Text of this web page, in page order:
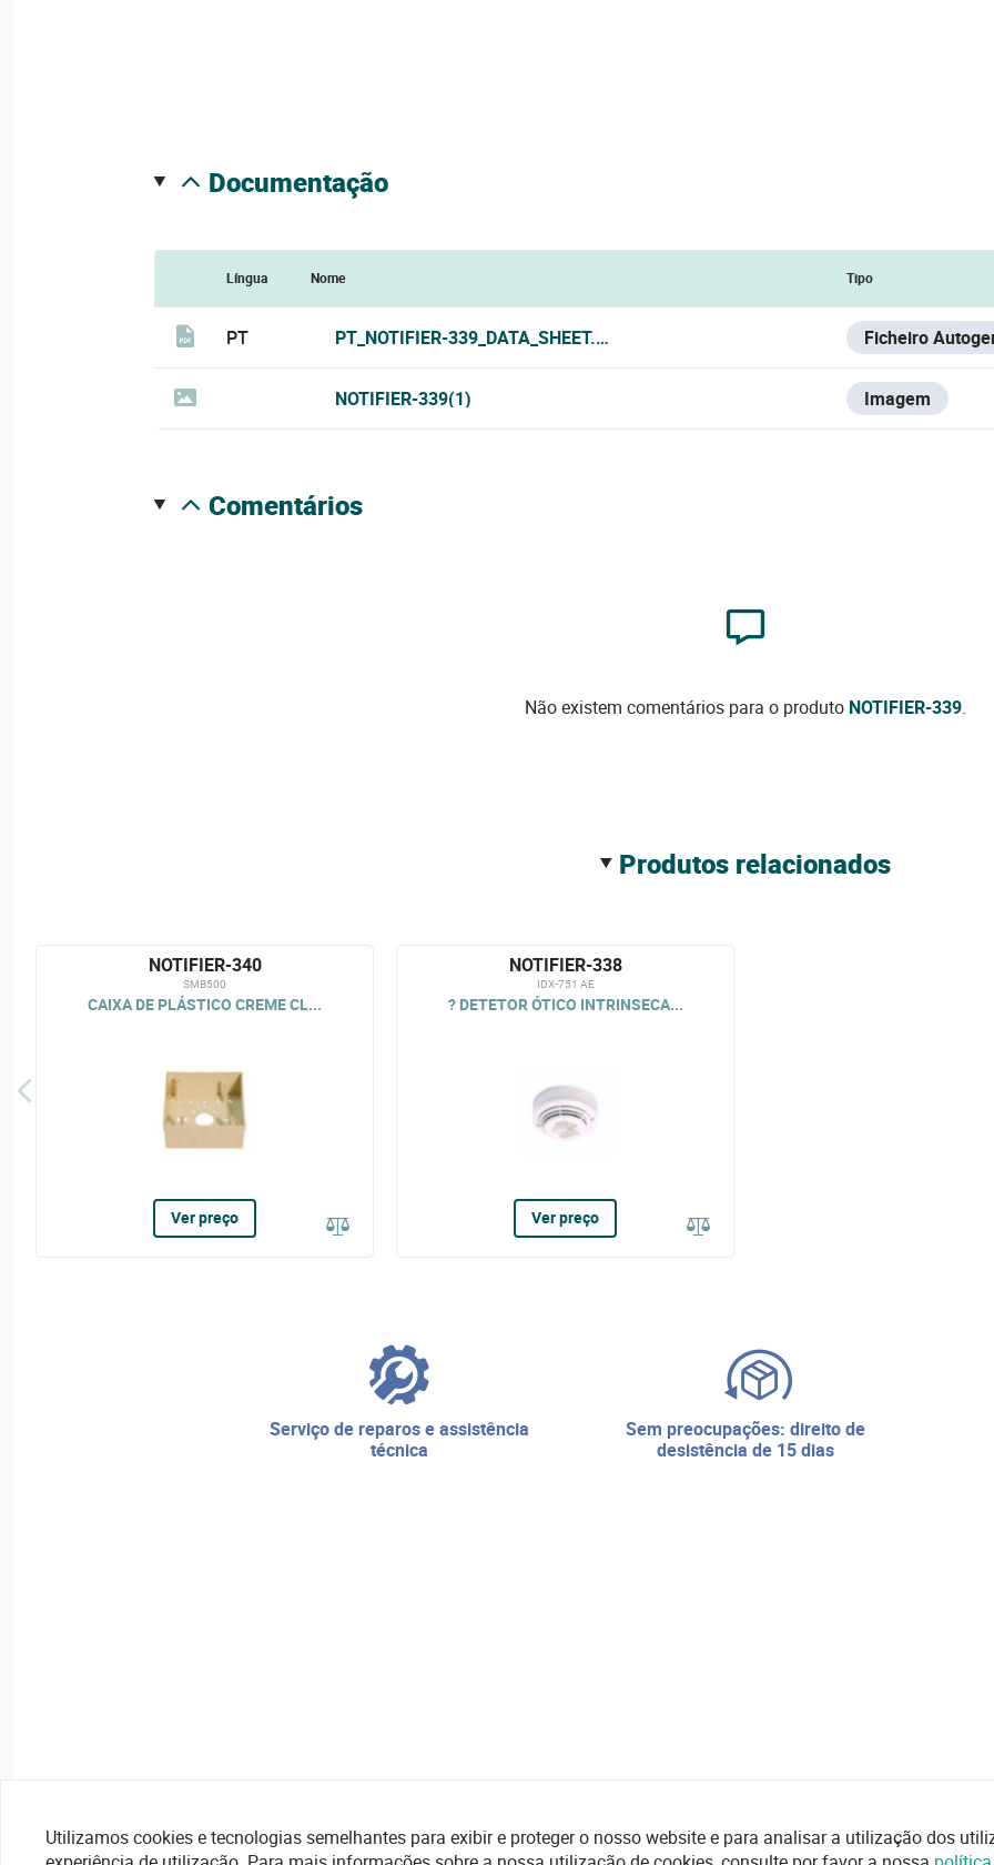
documentação
Língua Nome Tipo
PT PT_NOTIFIER-339_DATA_SHEET.PDF Ficheiro
NOTIFIER-339(1) Imagem
comentários
Não existem comentários para o produto NOTIFIER-339.
produtos relacionados
NOTIFIER-340
SMB500
CAIXA DE PLÁSTICO CREME CL...
Ver preço
NOTIFIER-338
IDX-751 AE
? DETETOR ÓTICO INTRINSECA...
Ver preço
serviço de reparos e assistência
técnica
sem preocupações: direito de
desistência de 15 dias
Utilizamos cookies e tecnologias semelhantes para exibir e proteger o nosso website e para analisar a utilização dos